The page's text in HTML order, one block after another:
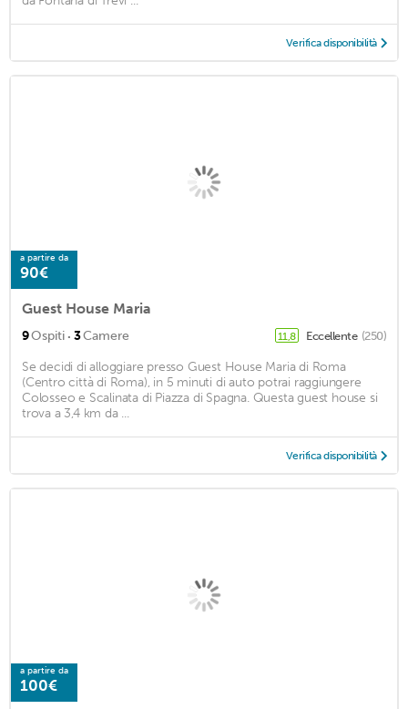
Verifica disponibilità
a partire da
90€
Guest House Maria
9Ospiti · 3Camere 11,8 Eccellente (250)
Se decidi di alloggiare presso Guest House Maria di Roma
(Centro città di Roma), in 5 minuti di auto potrai raggiungere
Colosseo e Scalinata di Piazza di Spagna. Questa guest house si
trova a 3,4 km da ...
Verifica disponibilità
a partire da
100€